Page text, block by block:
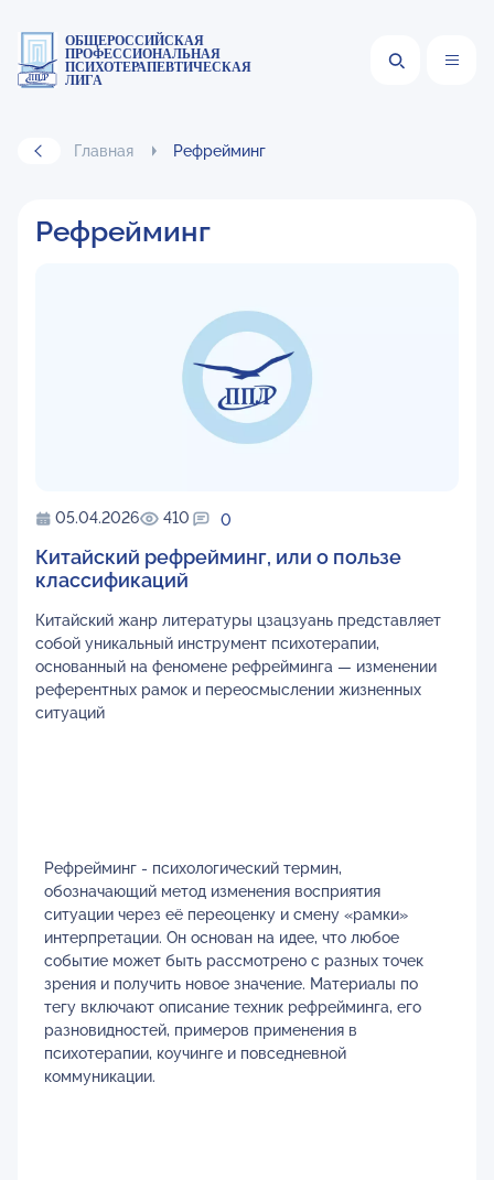
ОБЩЕРОССИЙСКАЯ
ПРОФЕССИОНАЛЬНАЯ
ПСИХОТЕРАПЕВТИЧЕСКАЯ
ЛИГА
Главная Рефрейминг
Рефрейминг
05.04.2026 410 0
Китайский рефрейминг, или о пользе
классификаций
Китайский жанр литературы цзацзуань представляет
собой уникальный инструмент психотерапии,
основанный на феномене рефрейминга — изменении
референтных рамок и переосмыслении жизненных
ситуаций
Рефрейминг - психологический термин,
обозначающий метод изменения восприятия
ситуации через её переоценку и смену «рамки»
интерпретации. Он основан на идее, что любое
событие может быть рассмотрено с разных точек
зрения и получить новое значение. Материалы по
тегу включают описание техник рефрейминга, его
разновидностей, примеров применения в
психотерапии, коучинге и повседневной
коммуникации.